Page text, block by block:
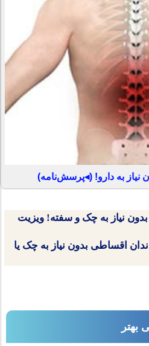
نیاز به دارو! (◂پرسش‌نامه)
نیاز به چک و سفته! ویزیت
اقساطی بدون نیاز به چک یا
بهتر